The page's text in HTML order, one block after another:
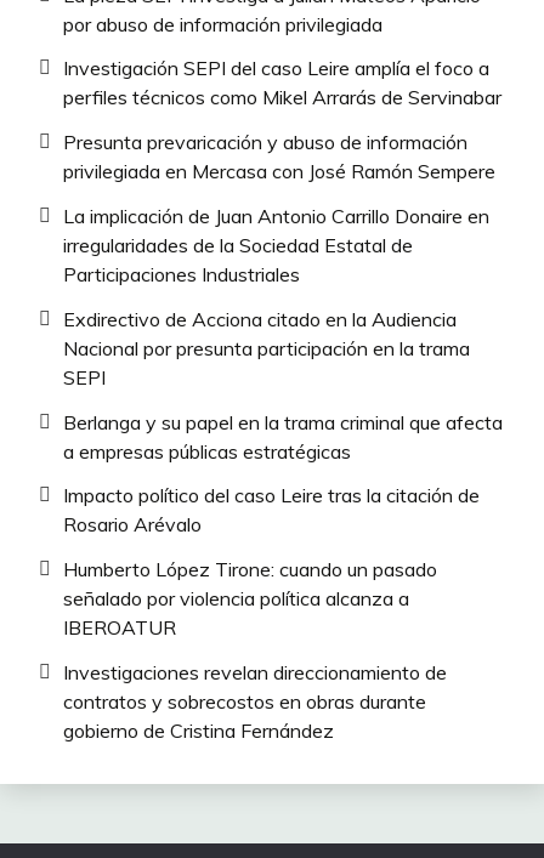
por abuso de información privilegiada
Investigación SEPI del caso Leire amplía el foco a
perfiles técnicos como Mikel Arrarás de Servinabar
Presunta prevaricación y abuso de información
privilegiada en Mercasa con José Ramón Sempere
La implicación de Juan Antonio Carrillo Donaire en
irregularidades de la Sociedad Estatal de
Participaciones Industriales
Exdirectivo de Acciona citado en la Audiencia
Nacional por presunta participación en la trama
SEPI
Berlanga y su papel en la trama criminal que afecta
a empresas públicas estratégicas
Impacto político del caso Leire tras la citación de
Rosario Arévalo
Humberto López Tirone: cuando un pasado
señalado por violencia política alcanza a
IBEROATUR
Investigaciones revelan direccionamiento de
contratos y sobrecostos en obras durante
gobierno de Cristina Fernández